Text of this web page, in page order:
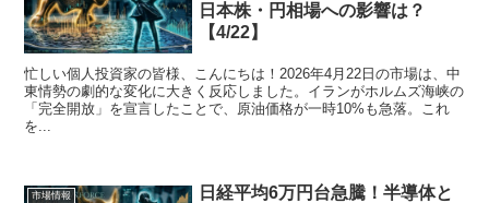
日本株・円相場への影響は？
【4/22】
忙しい個人投資家の皆様、こんにちは！2026年4月22日の市場は、中
東情勢の劇的な変化に大きく反応しました。イランがホルムズ海峡の
「完全開放」を宣言したことで、原油価格が一時10%も急落。これ
を...
市場情報
日経平均6万円台急騰！半導体と